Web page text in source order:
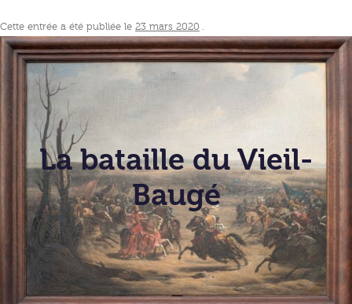
Cette entrée a été publiée le 23 mars 2020 .
La bataille du Vieil-
Baugé